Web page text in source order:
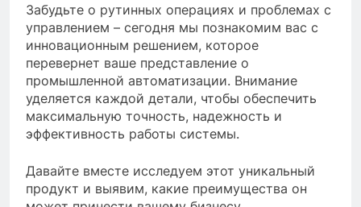
Забудьте о рутинных операциях и проблемах с
управлением – сегодня мы познакомим вас с
инновационным решением, которое
перевернет ваше представление о
промышленной автоматизации. Внимание
уделяется каждой детали, чтобы обеспечить
максимальную точность, надежность и
эффективность работы системы.
Давайте вместе исследуем этот уникальный
продукт и выявим, какие преимущества он